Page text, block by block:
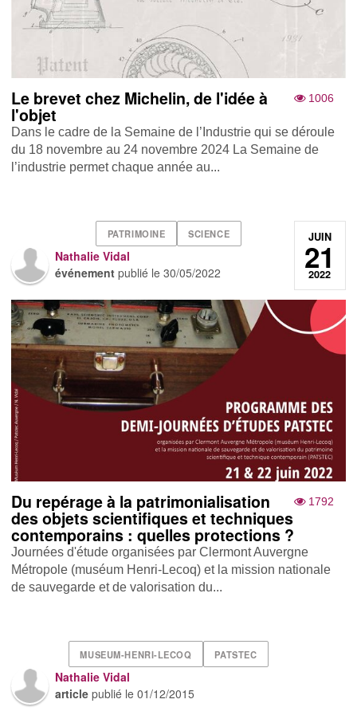
1006
Le brevet chez Michelin, de l'idée à
l'objet
Dans le cadre de la Semaine de l’Industrie qui se déroule
du 18 novembre au 24 novembre 2024 La Semaine de
l’industrie permet chaque année au...
PATRIMOINE SCIENCE
Nathalie Vidal
événement publié le30/05/2022
JUIN
21
2022
1792
Du repérage à la patrimonialisation
des objets scientifiques et techniques
contemporains : quelles protections ?
Journées d'étude organisées par Clermont Auvergne
Métropole (muséum Henri-Lecoq) et la mission nationale
de sauvegarde et de valorisation du...
MUSEUM-HENRI-LECOQ PATSTEC
Nathalie Vidal
article publié le01/12/2015